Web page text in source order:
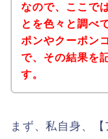
なので、ここで
とを色々と調べ
ポンやクーポン
で、その結果を
す。
まず、私自身、